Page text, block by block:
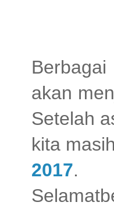
akan
Setelah
kita
2017.